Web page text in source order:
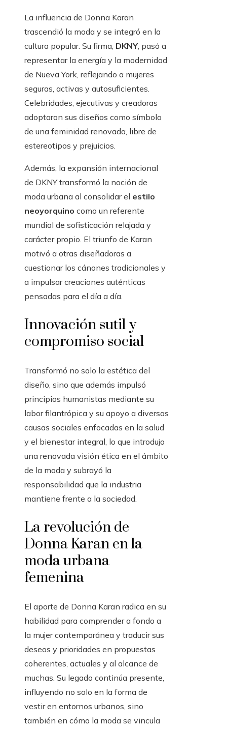
La influencia de Donna Karan
trascendió la moda y se integró en la
cultura popular. Su firma, DKNY, pasó a
representar la energía y la modernidad
de Nueva York, reflejando a mujeres
seguras, activas y autosuficientes.
Celebridades, ejecutivas y creadoras
adoptaron sus diseños como símbolo
de una feminidad renovada, libre de
estereotipos y prejuicios.
Además, la expansión internacional
de DKNY transformó la noción de
moda urbana al consolidar el estilo
neoyorquino como un referente
mundial de sofisticación relajada y
carácter propio. El triunfo de Karan
motivó a otras diseñadoras a
cuestionar los cánones tradicionales y
a impulsar creaciones auténticas
pensadas para el día a día.
Innovación sutil y
compromiso social
Transformó no solo la estética del
diseño, sino que además impulsó
principios humanistas mediante su
labor filantrópica y su apoyo a diversas
causas sociales enfocadas en la salud
y el bienestar integral, lo que introdujo
una renovada visión ética en el ámbito
de la moda y subrayó la
responsabilidad que la industria
mantiene frente a la sociedad.
La revolución de
Donna Karan en la
moda urbana
femenina
El aporte de Donna Karan radica en su
habilidad para comprender a fondo a
la mujer contemporánea y traducir sus
deseos y prioridades en propuestas
coherentes, actuales y al alcance de
muchas. Su legado continúa presente,
influyendo no solo en la forma de
vestir en entornos urbanos, sino
también en cómo la moda se vincula